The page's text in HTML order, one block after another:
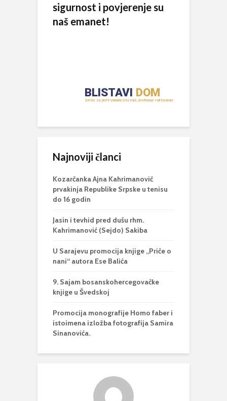
sigurnost i povjerenje su
naš emanet!
Najnoviji članci
Kozarčanka Ajna Kahrimanović
prvakinja Republike Srpske u tenisu
do 16 godin
Jasin i tevhid pred dušu rhm.
Kahrimanović (Sejdo) Sakiba
U Sarajevu promocija knjige „Priče o
nani“ autora Ese Balića
9. Sajam bosanskohercegovačke
knjige u Švedskoj
Promocija monografije Homo faber i
istoimena izložba fotografija Samira
Sinanovića.